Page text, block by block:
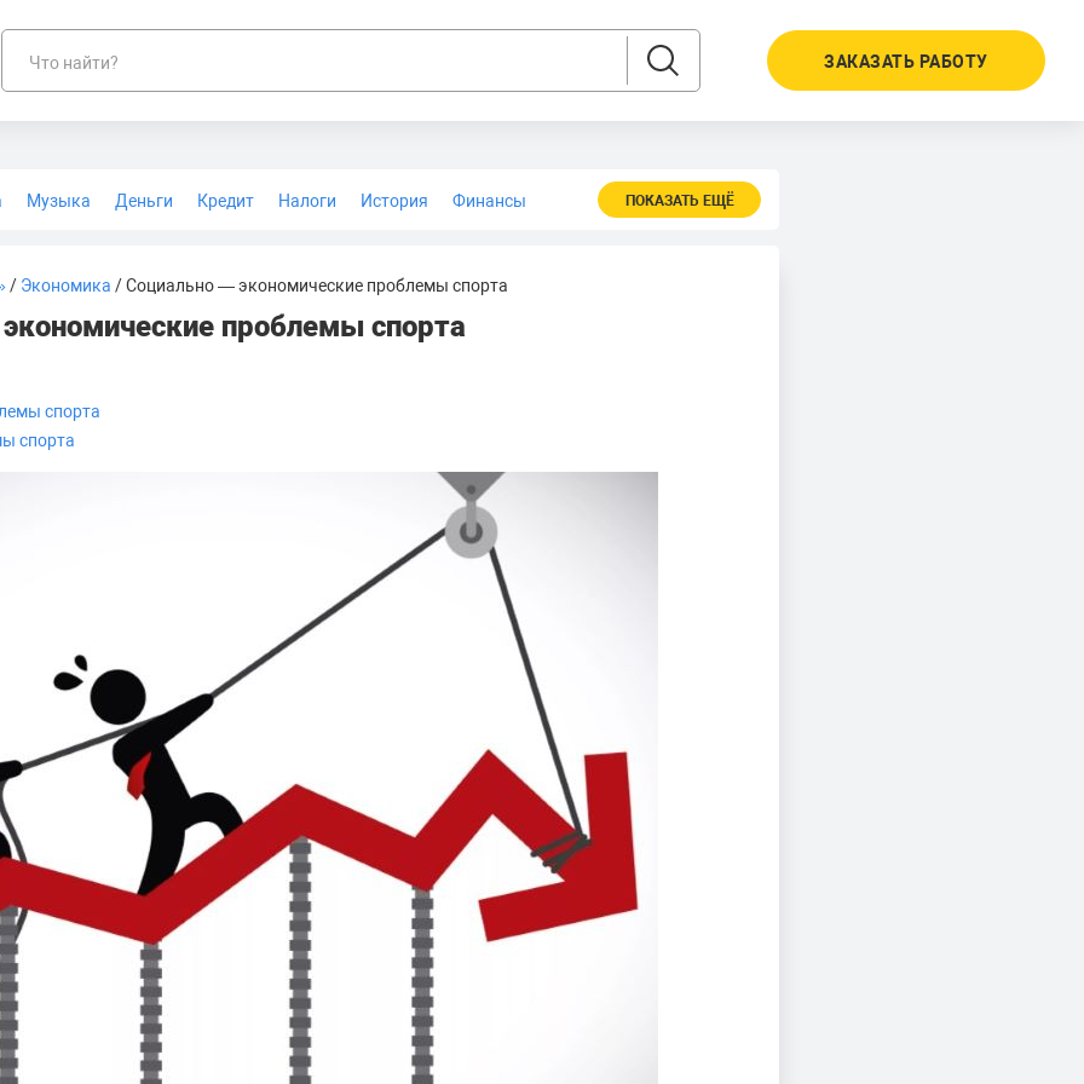
Что найти? ЗАКАЗАТЬ РАБОТУ
Музыка Деньги Кредит Налоги История
Финансы
ПОКАЗАТЬ ЕЩЁ
/ Экономика / Социально — экономические проблемы спорта
проблемы спорта
спорта
спорта